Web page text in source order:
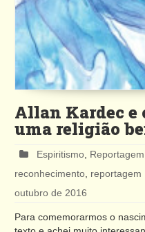
Allan Kardec e
uma religião
Espiritismo, Reportagem
reconhecimento, reportagem
outubro de 2016
Para comemorarmos o